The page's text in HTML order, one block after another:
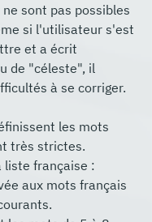
sont pas possibles
si l'utilisateur s'est
et a écrit
de "céleste", il
à se corriger.
les mots
très strictes.
liste française :
aux mots français